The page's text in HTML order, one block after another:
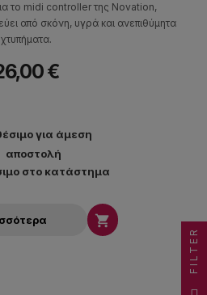
το midi controller της Novation,
από σκόνη, υγρά και ανεπιθύμητα
χτυπήματα.
€
για άμεση
αποστολή
στο κατάστημα

FILTER